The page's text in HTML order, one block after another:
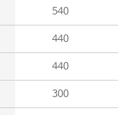
540
440
440
300